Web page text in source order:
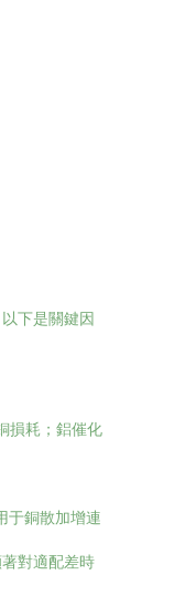
下是關鍵因
損耗；鋁催化
于銅散加增連
對適配差時